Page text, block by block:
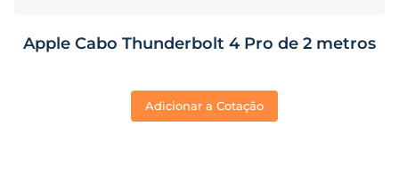
Apple Cabo Thunderbolt 4 Pro de 2 metros
Adicionar a Cotação